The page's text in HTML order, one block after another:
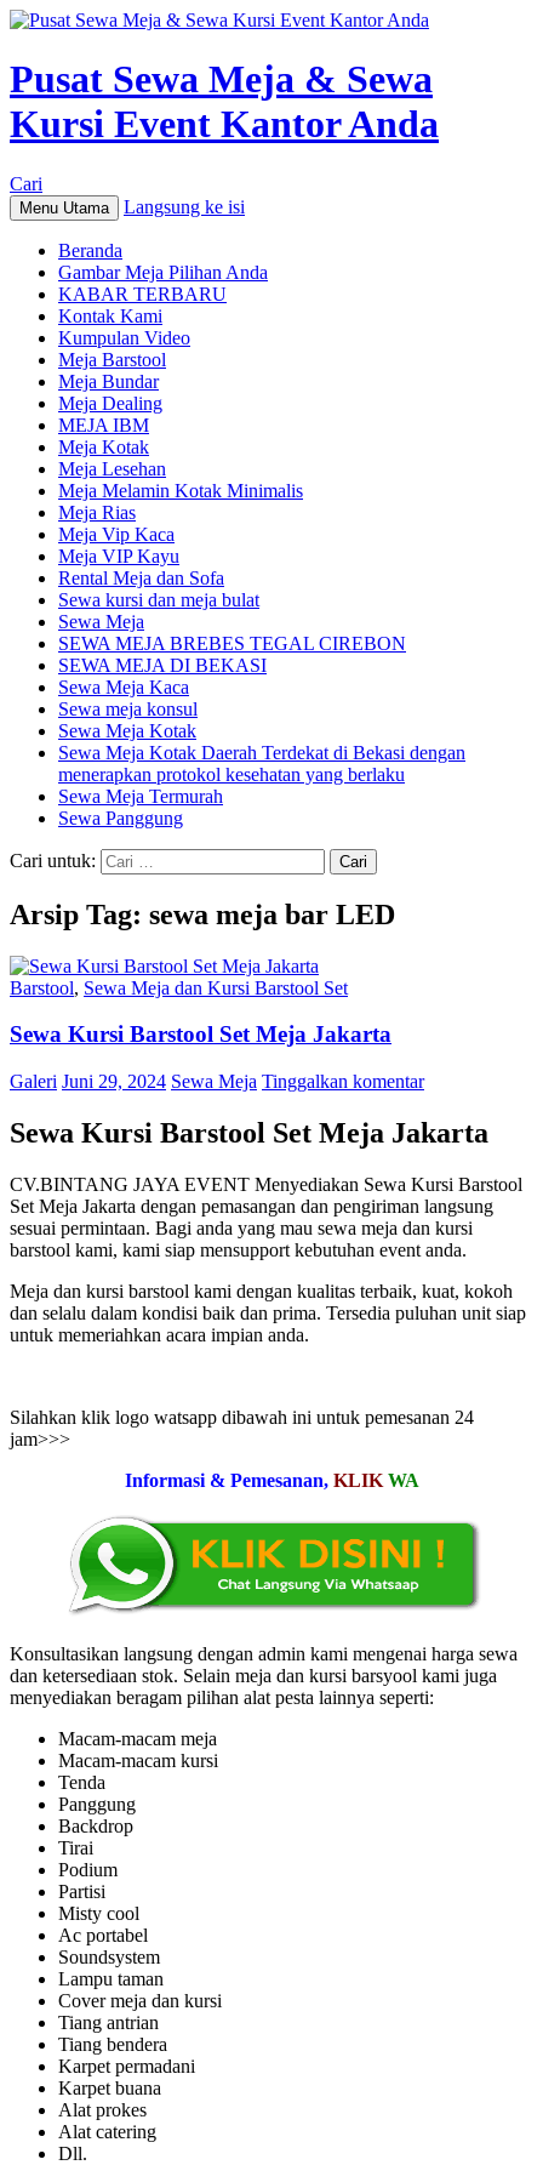
Pusat Sewa Meja & Sewa
Kursi Event Kantor Anda
Cari
Menu Utama Langsung ke isi
Beranda
Gambar Meja Pilihan Anda
KABAR TERBARU
Kontak Kami
Kumpulan Video
Meja Barstool
Meja Bundar
Meja Dealing
MEJA IBM
Meja Kotak
Meja Lesehan
Meja Melamin Kotak Minimalis
Meja Rias
Meja Vip Kaca
Meja VIP Kayu
Rental Meja dan Sofa
Sewa kursi dan meja bulat
Sewa Meja
SEWA MEJA BREBES TEGAL CIREBON
SEWA MEJA DI BEKASI
Sewa Meja Kaca
Sewa meja konsul
Sewa Meja Kotak
Sewa Meja Kotak Daerah Terdekat di Bekasi dengan
menerapkan protokol kesehatan yang berlaku
Sewa Meja Termurah
Sewa Panggung
Cari untuk:
Arsip Tag: sewa meja bar LED
Barstool, Sewa Meja dan Kursi Barstool Set
Sewa Kursi Barstool Set Meja Jakarta
Galeri Juni 29, 2024 Sewa Meja Tinggalkan komentar
Sewa Kursi Barstool Set Meja Jakarta
CV.BINTANG JAYA EVENT Menyediakan Sewa Kursi Barstool
Set Meja Jakarta dengan pemasangan dan pengiriman langsung
sesuai permintaan. Bagi anda yang mau sewa meja dan kursi
barstool kami, kami siap mensupport kebutuhan event anda.
Meja dan kursi barstool kami dengan kualitas terbaik, kuat, kokoh
dan selalu dalam kondisi baik dan prima. Tersedia puluhan unit siap
untuk memeriahkan acara impian anda.
Silahkan klik logo watsapp dibawah ini untuk pemesanan 24
jam>>>
Informasi & Pemesanan, KLIK WA
Konsultasikan langsung dengan admin kami mengenai harga sewa
dan ketersediaan stok. Selain meja dan kursi barsyool kami juga
menyediakan beragam pilihan alat pesta lainnya seperti:
Macam-macam meja
Macam-macam kursi
Tenda
Panggung
Backdrop
Tirai
Podium
Partisi
Misty cool
Ac portabel
Soundsystem
Lampu taman
Cover meja dan kursi
Tiang antrian
Tiang bendera
Karpet permadani
Karpet buana
Alat prokes
Alat catering
Dll.